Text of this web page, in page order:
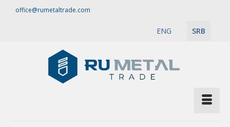
office@rumetaltrade.com
ENG SRB